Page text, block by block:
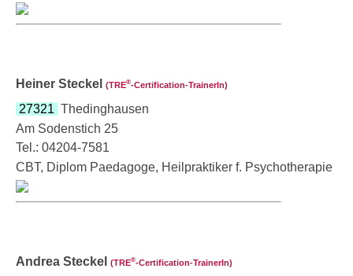
Heiner Steckel (TRE®‑Certification-TrainerIn)
27321 Thedinghausen
Am Sodenstich 25
Tel.: 04204-7581
CBT, Diplom Paedagoge, Heilpraktiker f. Psychotherapie
Andrea Steckel (TRE®‑Certification-TrainerIn)